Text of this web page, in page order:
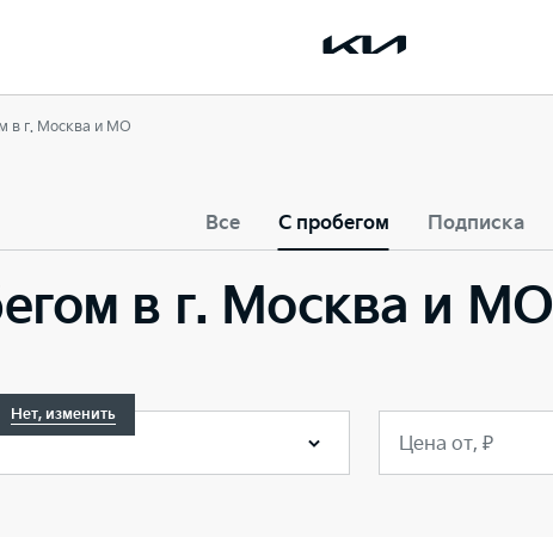
в г. Москва и МО
Все С пробегом Подписка
в г. Москва и МО
Нет, изменить
Цена от, ₽